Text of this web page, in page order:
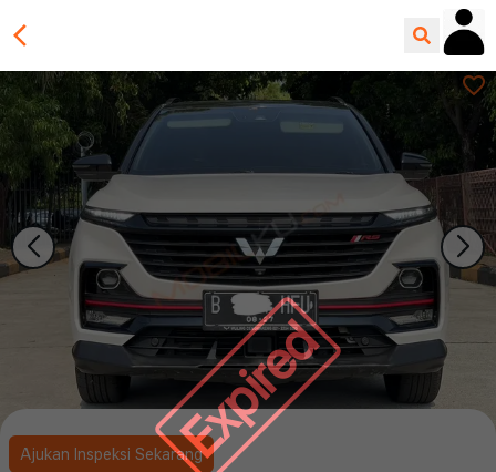
Expired
Ajukan Inspeksi Sekarang